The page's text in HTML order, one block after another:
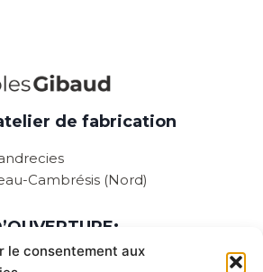
le consentement aux
de fabrication
Cambrésis (Nord)
de 08:30 à 12:00 et de